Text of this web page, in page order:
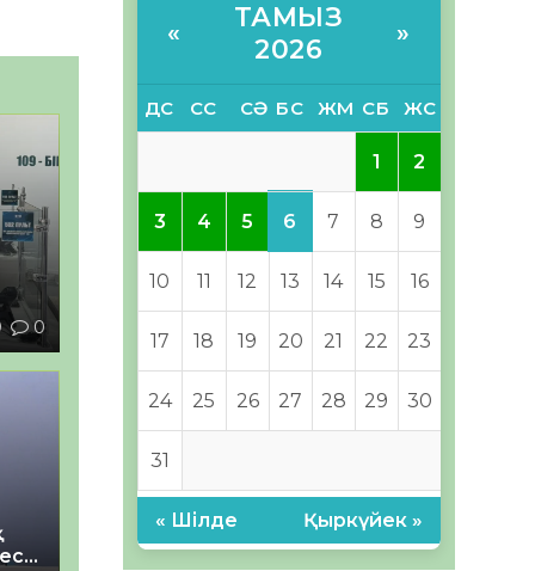
0
«
ТАМЫЗ
2026
»
ДС СС СӘ БС ЖМ СБ ЖС
1 2
3 4 5 6 7 8 9
10 11 12 13 14 15 16
17 18 19 20 21 22 23
24 25 26 27 28 29 30
31
« Шілде Қыркүйек »